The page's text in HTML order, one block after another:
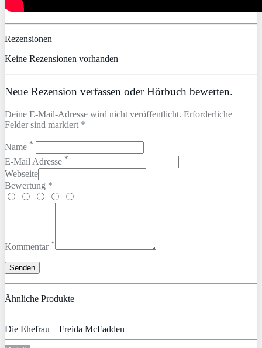
Rezensionen
Keine Rezensionen vorhanden
Neue Rezension verfassen oder Hörbuch bewerten.
Deine E-Mail-Adresse wird nicht veröffentlicht. Erforderliche
Felder sind markiert *
Name *
E-Mail Adresse *
Webseite
Bewertung *
Kommentar *
Ähnliche Produkte
Die Ehefrau – Freida McFadden